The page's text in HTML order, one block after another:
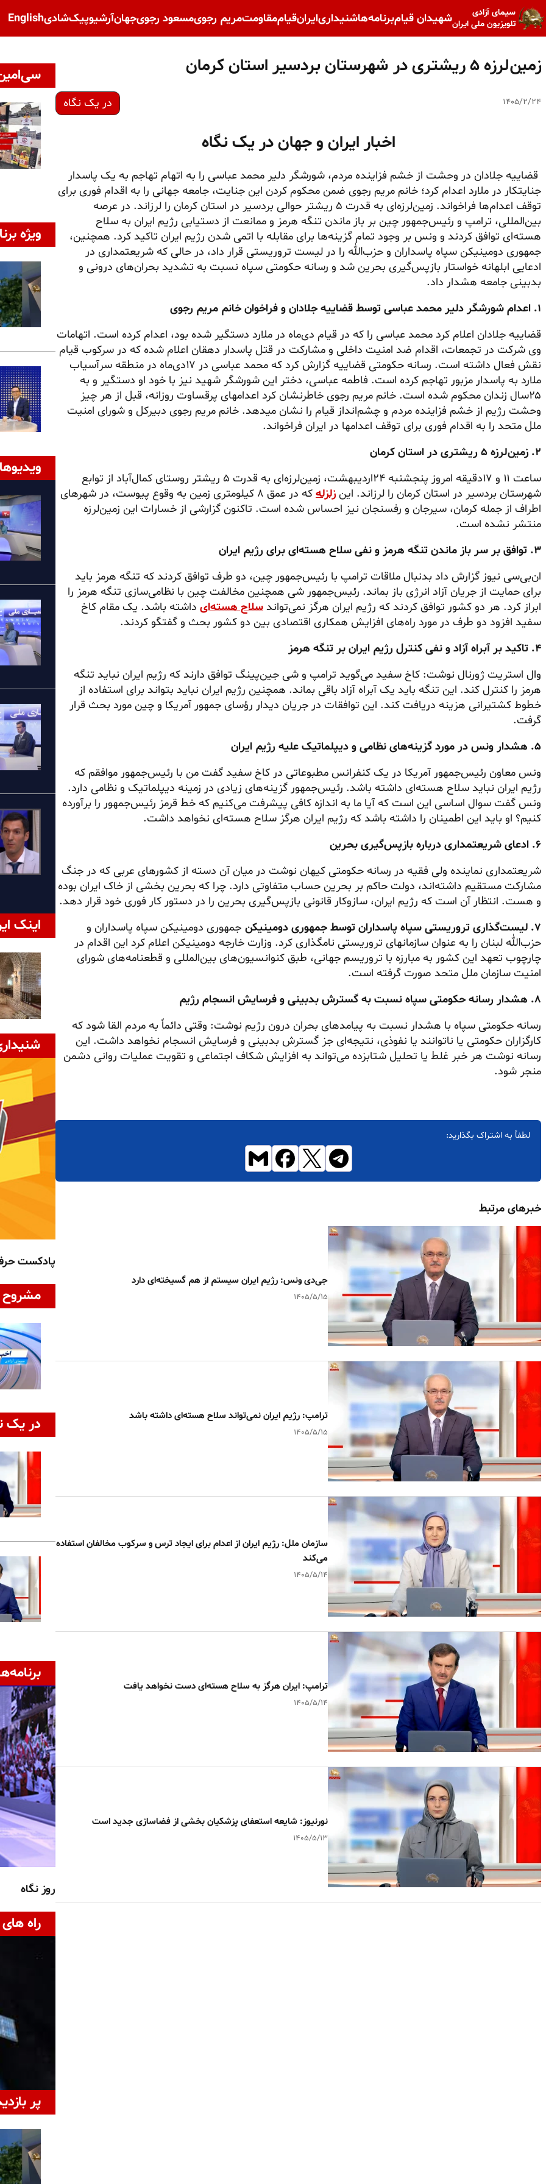
سیمای آزادی
تلویزیون ملی ایرانشهیدان قیامبرنامه‌هاشنیداریایرانقیاممقاومتمریم رجویمسعود رجویجهانآرشیوپیک‌شادیEnglish
زمین‌لرزه ۵ ریشتری در شهرستان بردسیر استان کرمان
۱۴۰۵/۲/۲۴ در یک نگاه
اخبار ایران و جهان در یک نگاه
قضاییه جلادان در وحشت از خشم فزاینده مردم، شورشگر دلیر محمد عباسی را به اتهام تهاجم به یک پاسدار
جنایتکار در ملارد اعدام کرد؛ خانم مریم رجوی ضمن محکوم کردن این جنایت، جامعه جهانی را به اقدام فوری برای
توقف اعدام‌ها فراخواند. زمین‌لرزه‌ای به قدرت ۵ ریشتر حوالی بردسیر در استان کرمان را لرزاند. در عرصه
بین‌المللی، ترامپ و رئیس‌جمهور چین بر باز ماندن تنگه هرمز و ممانعت از دستیابی رژیم ایران به سلاح
هسته‌ای توافق کردند و ونس بر وجود تمام گزینه‌ها برای مقابله با اتمی شدن رژیم ایران تاکید کرد. همچنین،
جمهوری دومینیکن سپاه پاسداران و حزب‌الله را در لیست تروریستی قرار داد، در حالی که شریعتمداری در
ادعایی ابلهانه خواستار بازپس‌گیری بحرین شد و رسانه حکومتی سپاه نسبت به تشدید بحران‌های درونی و
بدبینی جامعه هشدار داد.
۱. اعدام شورشگر دلیر محمد عباسی توسط قضاییه جلادان و فراخوان خانم مریم رجوی
قضاییه جلادان اعلام کرد محمد عباسی را که در قیام دی‌ماه در ملارد دستگیر شده بود، اعدام کرده است. اتهامات
وی شرکت در تجمعات، اقدام ضد امنیت داخلی و مشارکت در قتل پاسدار دهقان اعلام شده که در سرکوب قیام
نقش فعال داشته است. رسانه حکومتی قضاییه گزارش کرد که محمد عباسی در ۱۷دی‌ماه در منطقه سرآسیاب
ملارد به پاسدار مزبور تهاجم کرده است. فاطمه عباسی، دختر این شورشگر شهید نیز با خود او دستگیر و به
۲۵سال زندان محکوم شده است. خانم مریم رجوی خاطرنشان کرد اعدامهای پرقساوت روزانه، قبل از هر چیز
وحشت رژیم از خشم فزاینده مردم و چشم‌انداز قیام را نشان میدهد. خانم مریم رجوی دبیرکل و شورای امنیت
ملل متحد را به اقدام فوری برای توقف اعدامها در ایران فراخواند.
۲. زمین‌لرزه ۵ ریشتری در استان کرمان
ساعت ۱۱ و ۱۷دقیقه امروز پنجشنبه ٢۴اردیبهشت، زمین‌لرزه‌ای به قدرت ۵ ریشتر روستای کمال‌آباد از توابع
شهرستان بردسیر در استان کرمان را لرزاند. اینزلزله
که در عمق ٨ کیلومتری زمین به وقوع پیوست، در شهرهای
اطراف از جمله کرمان، سیرجان و رفسنجان نیز احساس شده است. تاکنون گزارشی از خسارات این زمین‌لرزه
منتشر نشده است.
۳. توافق بر سر باز ماندن تنگه هرمز و نفی سلاح هسته‌ای برای رژیم ایران
ان‌بی‌سی نیوز گزارش داد بدنبال ملاقات ترامپ با رئیس‌جمهور چین، دو طرف توافق کردند که تنگه هرمز باید
برای حمایت از جریان آزاد انرژی باز بماند. رئیس‌جمهور شی همچنین مخالفت چین با نظامی‌سازی تنگه هرمز را
ابراز کرد. هر دو کشور توافق کردند که رژیم ایران هرگز نمی‌تواند سلاح هسته‌ای داشته باشد. یک مقام کاخ
سفید افزود دو طرف در مورد راه‌های افزایش همکاری اقتصادی بین دو کشور بحث و گفتگو کردند.
۴. تاکید بر آبراه آزاد و نفی کنترل رژیم ایران بر تنگه هرمز
وال استریت ژورنال نوشت: کاخ سفید می‌گوید ترامپ و شی جین‌پینگ توافق دارند که رژیم ایران نباید تنگه
هرمز را کنترل کند. این تنگه باید یک آبراه آزاد باقی بماند. همچنین رژیم ایران نباید بتواند برای استفاده از
خطوط کشتیرانی هزینه دریافت کند. این توافقات در جریان دیدار رؤسای جمهور آمریکا و چین مورد بحث قرار
گرفت.
۵. هشدار ونس در مورد گزینه‌های نظامی و دیپلماتیک علیه رژیم ایران
ونس معاون رئیس‌جمهور آمریکا در یک کنفرانس مطبوعاتی در کاخ سفید گفت من با رئیس‌جمهور موافقم که
رژیم ایران نباید سلاح هسته‌ای داشته باشد. رئیس‌جمهور گزینه‌های زیادی در زمینه دیپلماتیک و نظامی دارد.
ونس گفت سوال اساسی این است که آیا ما به اندازه کافی پیشرفت می‌کنیم که خط قرمز رئیس‌جمهور را برآورده
کنیم؟ او باید این اطمینان را داشته باشد که رژیم ایران هرگز سلاح هسته‌ای نخواهد داشت.
۶. ادعای شریعتمداری درباره بازپس‌گیری بحرین
شریعتمداری نماینده ولی فقیه در رسانه حکومتی کیهان نوشت در میان آن دسته از کشورهای عربی که در جنگ
مشارکت مستقیم داشته‌اند، دولت حاکم بر بحرین حساب متفاوتی دارد. چرا که بحرین بخشی از خاک ایران بوده
و هست. انتظار آن است که رژیم ایران، سازوکار قانونی بازپس‌گیری بحرین را در دستور کار فوری خود قرار دهد.
۷. لیست‌گذاری تروریستی سپاه پاسداران توسط جمهوری دومینیکن
جمهوری دومینیکن سپاه پاسداران و
حزب‌الله لبنان را به عنوان سازمانهای تروریستی نامگذاری کرد. وزارت خارجه دومینیکن اعلام کرد این اقدام در
چارچوب تعهد این کشور به مبارزه با تروریسم جهانی، طبق کنوانسیون‌های بین‌المللی و قطعنامه‌های شورای
امنیت سازمان ملل متحد صورت گرفته است.
۸. هشدار رسانه حکومتی سپاه نسبت به گسترش بدبینی و فرسایش انسجام رژیم
رسانه حکومتی سپاه با هشدار نسبت به پیامدهای بحران درون رژیم نوشت: وقتی دائماً به مردم القا شود که
کارگزاران حکومتی یا ناتوانند یا نفوذی، نتیجه‌ای جز گسترش بدبینی و فرسایش انسجام نخواهد داشت. این
رسانه نوشت هر خبر غلط یا تحلیل شتابزده می‌تواند به افزایش شکاف اجتماعی و تقویت عملیات روانی دشمن
منجر شود.
لطفاً به اشتراک بگذارید:
خبرهای مرتبط
جی‌دی ونس: رژیم ایران سیستم از هم گسیخته‌ای دارد
۱۴۰۵/۵/۱۵
ترامپ: رژیم ایران نمی‌تواند سلاح هسته‌ای داشته باشد
۱۴۰۵/۵/۱۵
سازمان ملل: رژیم ایران از اعدام برای ایجاد ترس و سرکوب مخالفان استفاده
می‌کند
۱۴۰۵/۵/۱۴
ترامپ: ایران هرگز به سلاح هسته‌ای دست نخواهد یافت
۱۴۰۵/۵/۱۴
نورنیوز: شایعه استعفای پزشکیان بخشی از فضاسازی جدید است
۱۴۰۵/۵/۱۳
ویژه
اینک
پادکست
مشروح
در یک
روز نگاه
راه
پر